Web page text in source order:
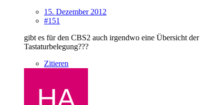
15. Dezember 2012
#151
gibt es für den CBS2 auch irgendwo eine Übersicht der
Tastaturbelegung???
Zitieren